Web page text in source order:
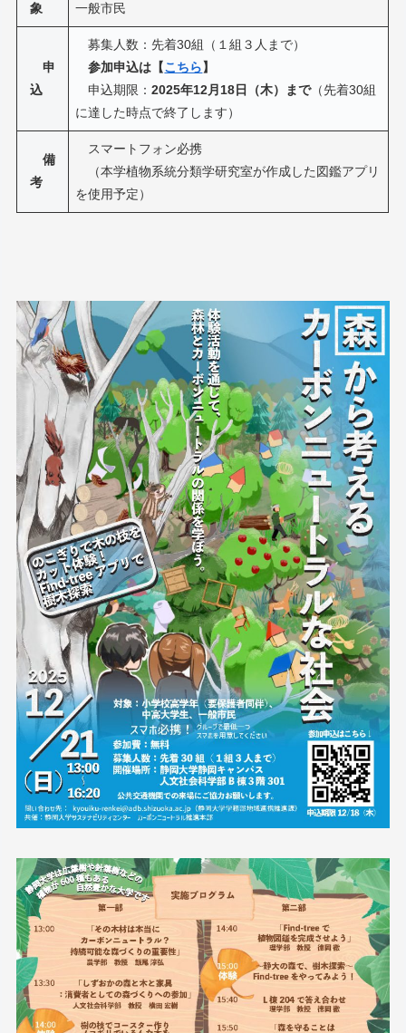
象
一般市民
申
込
募集人数：先着30組（１組３人まで）
参加申込は【こちら】
申込期限：2025年12月18日（木）まで（先着30組
に達した時点で終了します）
備
考
スマートフォン必携
（本学植物系統分類学研究室が作成した図鑑アプリ
を使用予定）